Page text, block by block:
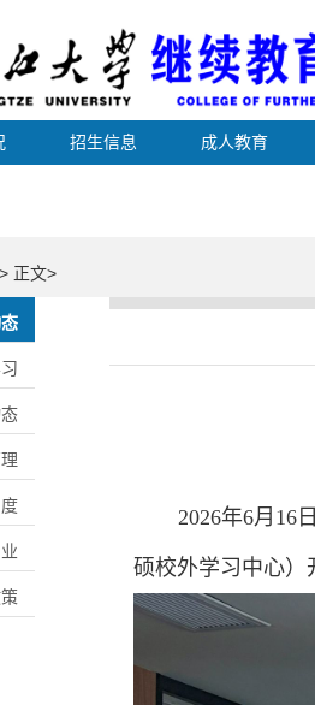
招生信息 成人教育
正文>
2026年6月16
硕校外学习中心）